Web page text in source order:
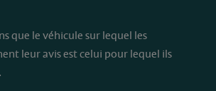
que le véhicule sur lequel les
leur avis est celui pour lequel ils